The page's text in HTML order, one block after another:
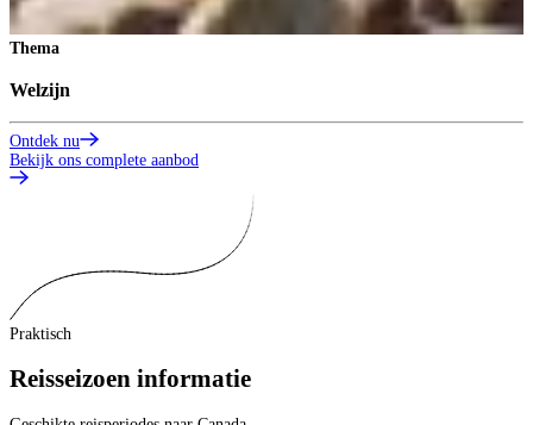
Thema
Welzijn
Ontdek nu
Bekijk ons complete aanbod
Praktisch
Reisseizoen informatie